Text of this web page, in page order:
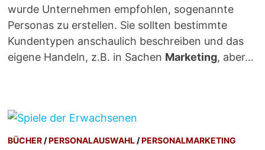
wurde Unternehmen empfohlen, sogenannte
Personas zu erstellen. Sie sollten bestimmte
Kundentypen anschaulich beschreiben und das
eigene Handeln, z.B. in Sachen Marketing, aber…
BÜCHER /PERSONALAUSWAHL /PERSONALMARKETING